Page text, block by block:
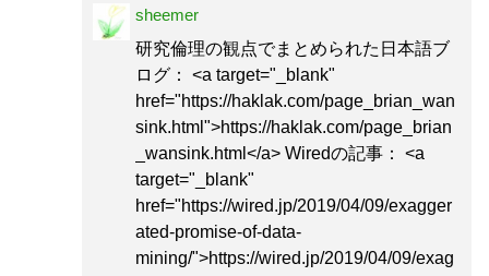
sheemer
研究倫理の観点でまとめられた日本語ブ
ログ： <a target="_blank"
href="https://haklak.com/page_brian_wan
sink.html">https://haklak.com/page_brian
_wansink.html</a> Wiredの記事： <a
target="_blank"
href="https://wired.jp/2019/04/09/exagger
ated-promise-of-data-
mining/">https://wired.jp/2019/04/09/exag